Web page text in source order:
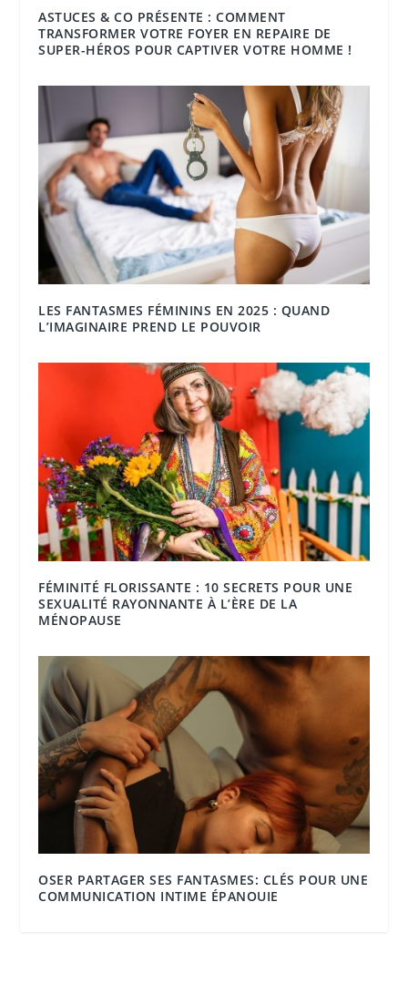
ASTUCES & CO PRÉSENTE : COMMENT
TRANSFORMER VOTRE FOYER EN REPAIRE DE
SUPER-HÉROS POUR CAPTIVER VOTRE HOMME !
LES FANTASMES FÉMININS EN 2025 : QUAND
L’IMAGINAIRE PREND LE POUVOIR
FÉMINITÉ FLORISSANTE : 10 SECRETS POUR UNE
SEXUALITÉ RAYONNANTE À L’ÈRE DE LA
MÉNOPAUSE
OSER PARTAGER SES FANTASMES: CLÉS POUR UNE
COMMUNICATION INTIME ÉPANOUIE